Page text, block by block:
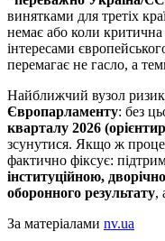
винятками для третіх
немає або коли
інтересами
перемагає не гасло, а
Найближчий вузол
Європарламенту: без
кварталу 2026
зсунутися. Якщо ж
фактично фіксує:
інституційною,
оборонного результату,
За матеріалами nv.ua